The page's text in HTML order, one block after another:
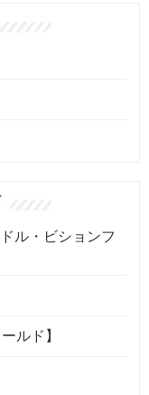
ル・ビションフ
ルド】